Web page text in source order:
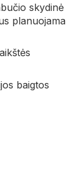
skydinė
planuojama
baigtos